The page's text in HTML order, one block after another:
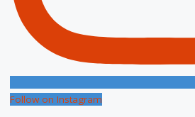
Follow on Instagram